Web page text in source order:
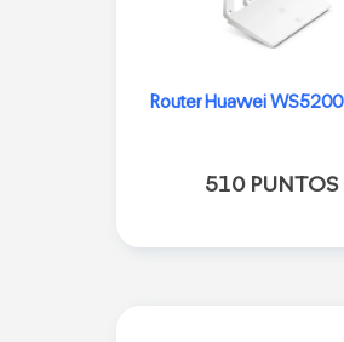
Router Huawei
510 PUNTOS